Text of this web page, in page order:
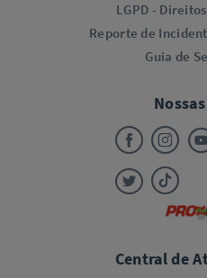
LGPD -
Reporte de
Guia de
Central de